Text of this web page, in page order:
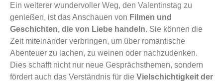
Ein weiterer wundervoller Weg, den Valentinstag zu
genießen, ist das Anschauen von Filmen und
Geschichten, die von Liebe handeln. Sie können die
Zeit miteinander verbringen, um über romantische
Abenteuer zu lachen, zu weinen oder nachzudenken.
Dies schafft nicht nur neue Gesprächsthemen, sondern
fördert auch das Verständnis für die Vielschichtigkeit der